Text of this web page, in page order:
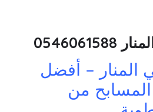
– أفضل
المسابح من